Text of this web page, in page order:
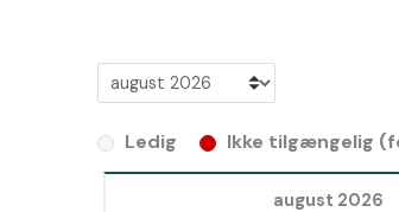
Ledig Ikke tilgængelig
august 2026